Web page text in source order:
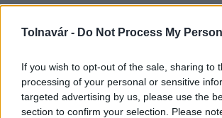
Tolnavár - Do Not Process My
If you wish to opt-out of the sale, sharing to
processing of your personal or sensitive
targeted advertising by us, please use the
section to confirm your selection. Please
Aktuális